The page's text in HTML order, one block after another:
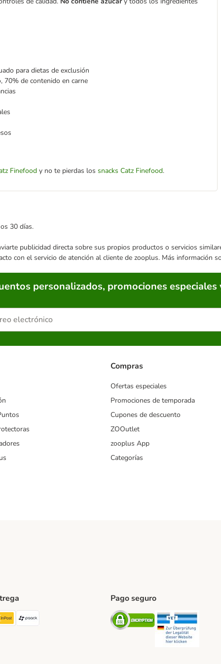
para dietas de exclusión
70% de contenido en carne
Finefood y no te pierdas los snacks Catz Finefood.
30 días.
publicidad directa sobre sus propios productos o servicios
con el servicio de atención al cliente de zooplus. Más información
personalizados, promociones especiales
Compras
Ofertas especiales
Promociones de temporada
Cupones de descuento
ZOOutlet
zooplus App
Categorías
MethodShipping Method
InPost Shipping Method
paack Shipping Method
Pago seguro
Security